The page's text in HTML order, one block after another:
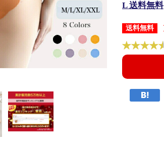
L 送料無料
送料無料